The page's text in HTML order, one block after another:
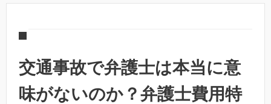
交通事故で弁護士は本当に意
味がないのか？弁護士費用特